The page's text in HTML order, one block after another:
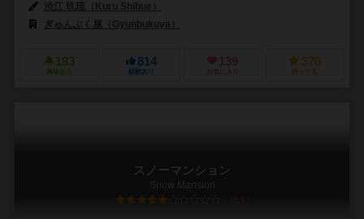
渋江 玖琉（Kuru Shibue）
ぎゅんぶく屋（Gyunbukuya）
193
興味あり
814
経験あり
139
お気に入り
370
持ってる
スノーマンション
Snow Mansion
5.9